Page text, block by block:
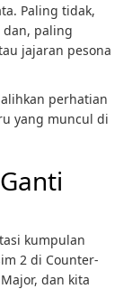
Paling tidak,
paling
jajaran pesona
perhatian
yang muncul di
kumpulan
2 di Counter-
dan kita